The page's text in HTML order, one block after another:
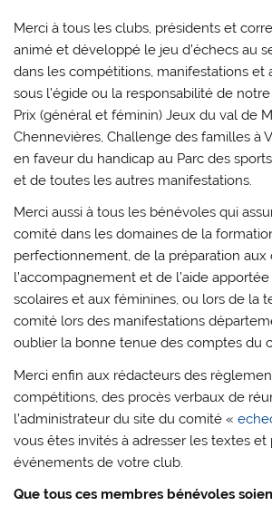
Merci à tous les clubs, présidents et
animé et développé le jeu d’échecs au
dans les compétitions, manifestations et
sous l’égide ou la responsabilité de
Prix (général et féminin) Jeux du val de
Chennevières, Challenge des familles à
en faveur du handicap au Parc des
et de toutes les autres manifestations.
Merci aussi à tous les bénévoles qui
comité dans les domaines de la
perfectionnement, de la préparation aux
l’accompagnement et de l’aide
scolaires et aux féminines, ou lors de la
comité lors des manifestations
oublier la bonne tenue des comptes du
Merci enfin aux rédacteurs des
compétitions, des procès verbaux de
l’administrateur du site du comité «
vous êtes invités à adresser les textes et
événements de votre club.
Que tous ces membres bénévoles